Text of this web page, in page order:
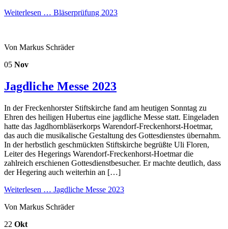
Weiterlesen … Bläserprüfung 2023
Von Markus Schräder
05 Nov
Jagdliche Messe 2023
In der Freckenhorster Stiftskirche fand am heutigen Sonntag zu
Ehren des heiligen Hubertus eine jagdliche Messe statt. Eingeladen
hatte das Jagdhornbläserkorps Warendorf-Freckenhorst-Hoetmar,
das auch die musikalische Gestaltung des Gottesdienstes übernahm.
In der herbstlich geschmückten Stiftskirche begrüßte Uli Floren,
Leiter des Hegerings Warendorf-Freckenhorst-Hoetmar die
zahlreich erschienen Gottesdienstbesucher. Er machte deutlich, dass
der Hegering auch weiterhin an […]
Weiterlesen … Jagdliche Messe 2023
Von Markus Schräder
22 Okt